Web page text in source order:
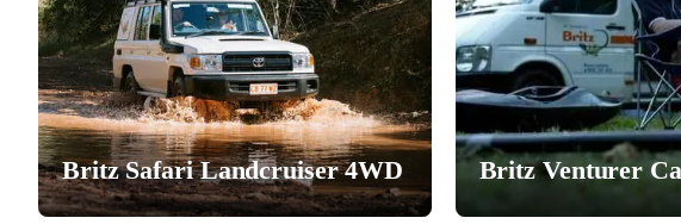
Britz Safari Landcruiser 4WD Britz Venturer